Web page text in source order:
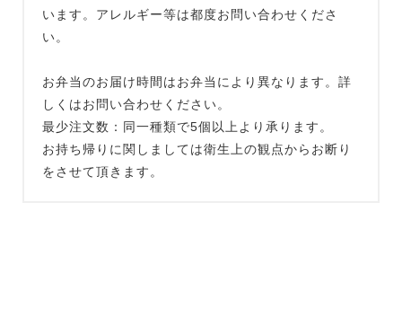
います。アレルギー等は都度お問い合わせくださ
い。
お弁当のお届け時間はお弁当により異なります。詳
しくはお問い合わせください。
最少注文数：同一種類で5個以上より承ります。
お持ち帰りに関しましては衛生上の観点からお断り
をさせて頂きます。